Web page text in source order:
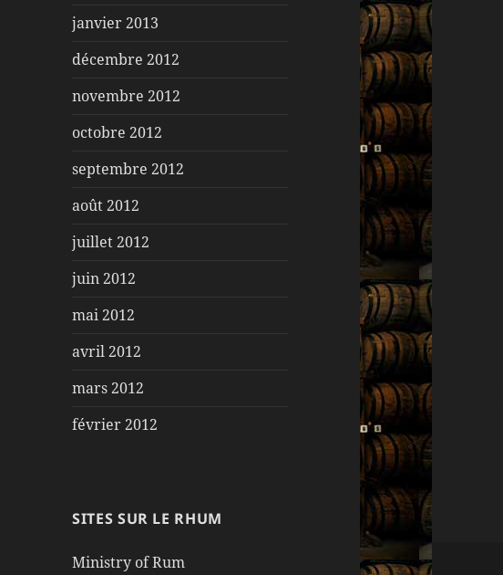
janvier 2013
décembre 2012
novembre 2012
octobre 2012
septembre 2012
août 2012
juillet 2012
juin 2012
mai 2012
avril 2012
mars 2012
février 2012
SITES SUR LE RHUM
Ministry of Rum